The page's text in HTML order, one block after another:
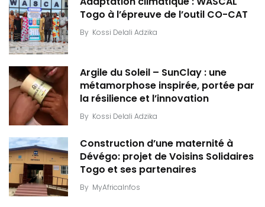
Togo à l’épreuve de l’outil CO-CAT
By Kossi Delali Adzika
Argile du Soleil – SunClay : une
métamorphose inspirée, portée par
la résilience et l’innovation
By Kossi Delali Adzika
Construction d’une maternité à
Dévégo: projet de Voisins Solidaires
Togo et ses partenaires
By MyAfricaInfos